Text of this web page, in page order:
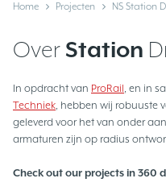
Home Projecten NS Station
Over Station
In opdracht van ProRail, en in
Techniek, hebben wij robuuste
geleverd voor het van onder
armaturen zijn op radius
Check out our projects in 360